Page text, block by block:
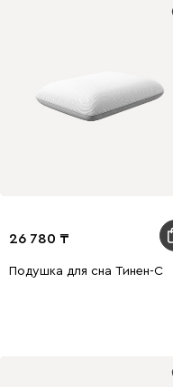
26 780
Подушка для сна Тинен-С